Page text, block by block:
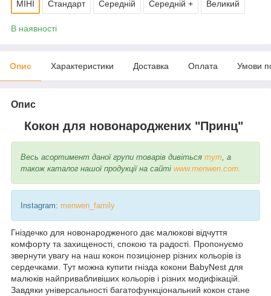
МІНІ Стандарт Середній Середній + Великий
В наявності
Опис Характеристики Доставка Оплата Умови
Опис
Кокон для новонароджених "Принц"
Весь асортимент даної групи товарів дивіться тут, а
також каталог нашої продукції на сайті www.menwen.com.
Instagram: menwen_family
Гніздечко для новонародженого дає малюкові відчуття
комфорту та захищеності, спокою та радості. Пропонуємо
звернути увагу на наш кокон позиціонер різних кольорів із
сердечками. Тут можна купити гнізда кокони BabyNest для
малюків найпривабливіших кольорів і різних модифікацій.
Завдяки універсальності багатофункціональний кокон стане